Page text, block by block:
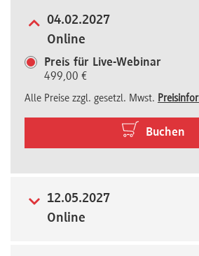
Newsletter
04.02.2027
Online
Preis für Live-Webinar
499,00 €
Alle Preise zzgl. gesetzl. Mwst.
Buchen
12.05.2027
Online